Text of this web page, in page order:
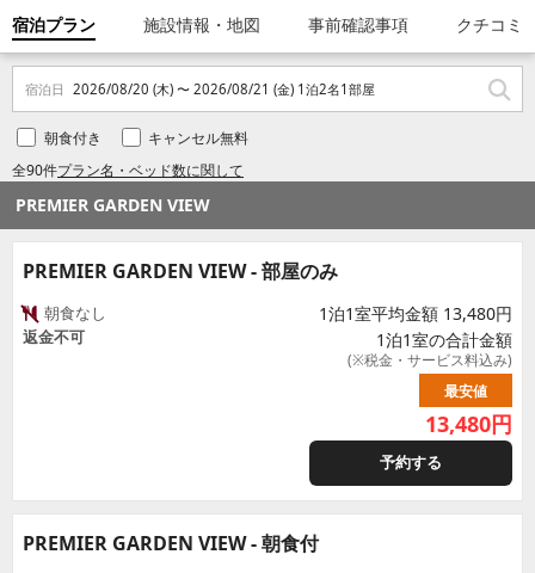
15.1 km、アラヤ センターまで 17.7 km です。
宿泊プラン 施設情報・地図 事前確認事項 クチコミ
宿泊日 2026/08/20 (木) 〜 2026/08/21 (金) 1泊2名1部屋
全90件プラン名・ベッド数に関して
朝食付き キャンセル無料
PREMIER GARDEN VIEW
PREMIER GARDEN VIEW - 部屋のみ
朝食なし
返金不可
1泊1室平均金額 13,480円
1泊1室の合計金額
(※税金・サービス料込み)
最安値
13,480円
予約する
PREMIER GARDEN VIEW - 朝食付